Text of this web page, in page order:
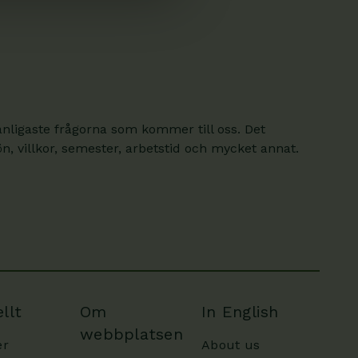
frågorna som kommer till oss. Det
villkor, semester, arbetstid och mycket annat.
Om
webbplatsen
In English
About us